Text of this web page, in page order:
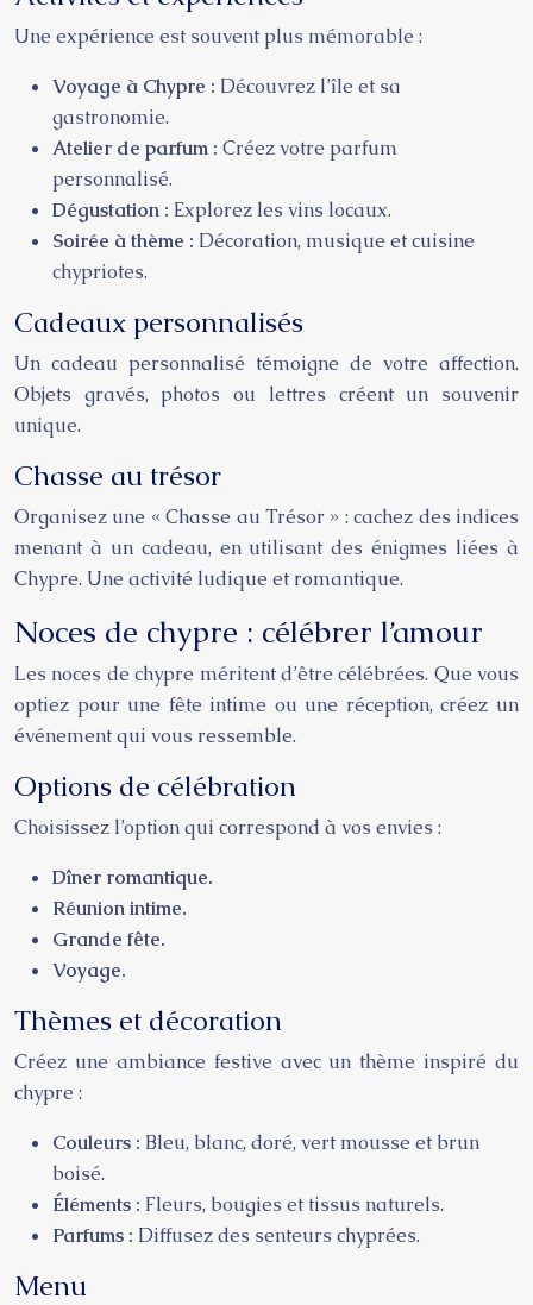
Une expérience est souvent plus mémorable :
Voyage à Chypre : Découvrez l’île et sa
gastronomie.
Atelier de parfum : Créez votre parfum
personnalisé.
Dégustation : Explorez les vins locaux.
Soirée à thème : Décoration, musique et cuisine
chypriotes.
Cadeaux personnalisés
Un cadeau personnalisé témoigne de votre affection.
Objets gravés, photos ou lettres créent un souvenir
unique.
Chasse au trésor
Organisez une « Chasse au Trésor » : cachez des indices
menant à un cadeau, en utilisant des énigmes liées à
Chypre. Une activité ludique et romantique.
Noces de chypre : célébrer l’amour
Les noces de chypre méritent d’être célébrées. Que vous
optiez pour une fête intime ou une réception, créez un
événement qui vous ressemble.
Options de célébration
Choisissez l’option qui correspond à vos envies :
Dîner romantique.
Réunion intime.
Grande fête.
Voyage.
Thèmes et décoration
Créez une ambiance festive avec un thème inspiré du
chypre :
Couleurs : Bleu, blanc, doré, vert mousse et brun
boisé.
Éléments : Fleurs, bougies et tissus naturels.
Parfums : Diffusez des senteurs chyprées.
Menu